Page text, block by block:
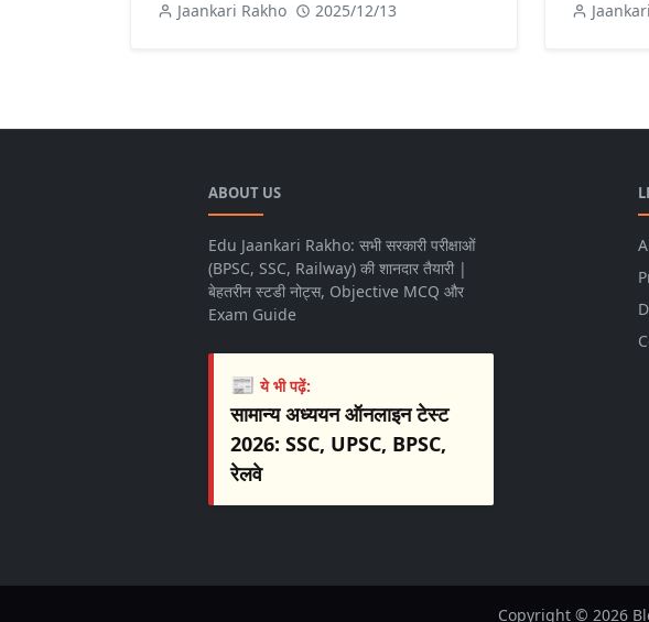
Jaankari Rakho 2025/12/13
ABOUT US
Edu Jaankari Rakho: सभी सरकारी परीक्षाओं
(BPSC, SSC, Railway) की शानदार तैयारी |
बेहतरीन स्टडी नोट्स, Objective MCQ और
Exam Guide
📰ये भी पढ़ें:
सामान्य अध्ययन ऑनलाइन टेस्ट
2026: SSC, UPSC, BPSC,
रेलवे
Copyright © 2026